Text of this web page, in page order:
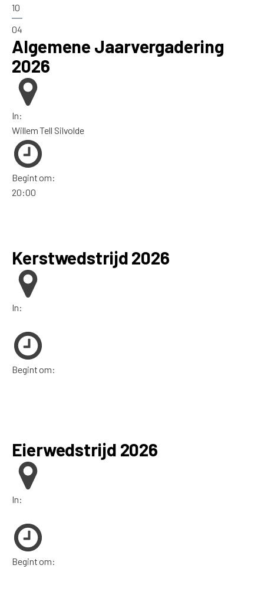
10
04
Algemene Jaarvergadering
2026
In:
Willem Tell Silvolde
Begint om:
20:00
Kerstwedstrijd 2026
In:
Begint om:
Eierwedstrijd 2026
In:
Begint om: